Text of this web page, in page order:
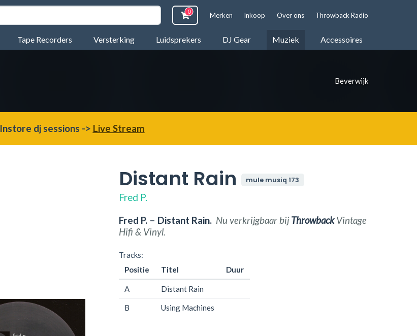
Tape Recorders Versterking Luidsprekers DJ Gear Muziek Accessoires
Merken Inkoop Over ons Throwback Radio
Beverwijk
Instore dj sessions -> Live Stream
Distant Rain mule musiq 173
Fred P.
Fred P. – Distant Rain. Nu verkrijgbaar bij ThrowbackVintage
Hifi & Vinyl.
Tracks:
Positie
Titel Duur
A Distant Rain
B Using Machines